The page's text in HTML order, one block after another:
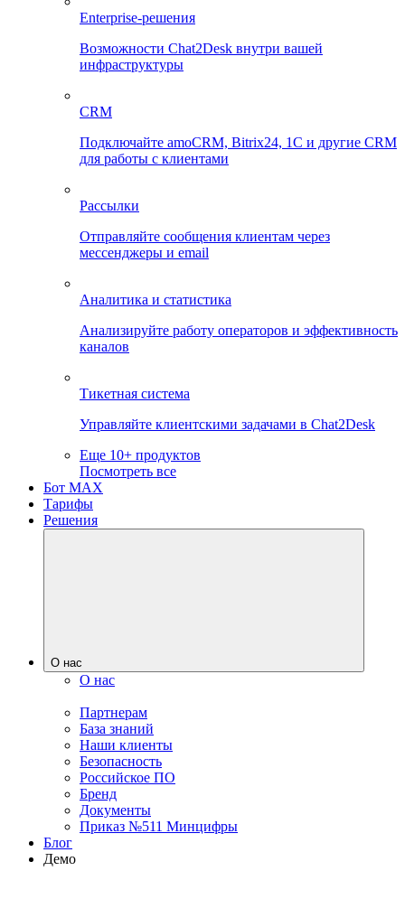
Enterprise-решения
Возможности Chat2Desk внутри вашей
инфраструктуры
CRM
Подключайте amoCRM, Bitrix24, 1C и другие CRM
для работы с клиентами
Рассылки
Отправляйте сообщения клиентам через
мессенджеры и email
Аналитика и статистика
Анализируйте работу операторов и эффективность
каналов
Тикетная система
Управляйте клиентскими задачами в Chat2Desk
Еще 10+ продуктов
Посмотреть все
Бот MAX
Тарифы
Решения
О нас
О нас
Партнерам
База знаний
Наши клиенты
Безопасность
Российское ПО
Бренд
Документы
Приказ №511 Минцифры
Блог
Демо